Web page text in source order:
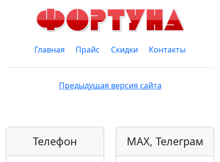
Главная Прайс Скидки Контакты
Предыдущая версия сайта
Телефон MAX, Телеграм